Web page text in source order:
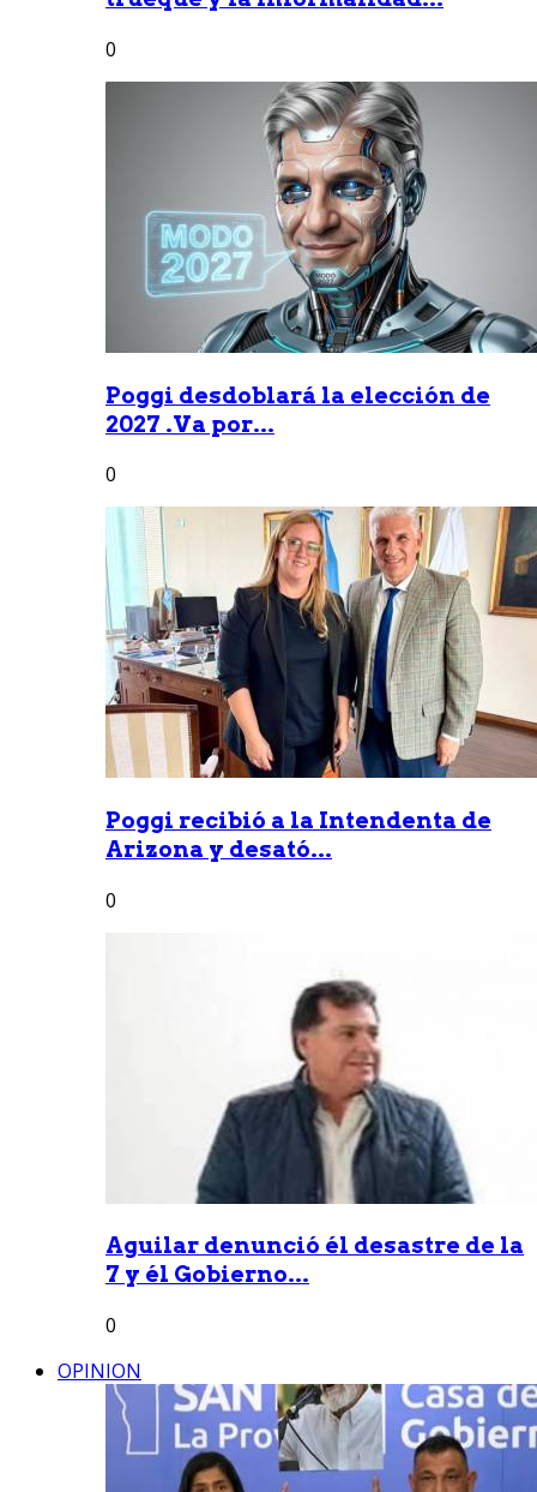
0
Poggi desdoblará la elección de
2027 .Va por...
0
Poggi recibió a la Intendenta de
Arizona y desató...
0
Aguilar denunció él desastre de la
7 y él Gobierno...
0
OPINION